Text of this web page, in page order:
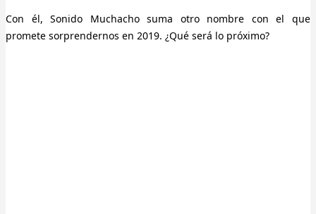
Con él, Sonido Muchacho suma otro nombre con el que
promete sorprendernos en 2019. ¿Qué será lo próximo?